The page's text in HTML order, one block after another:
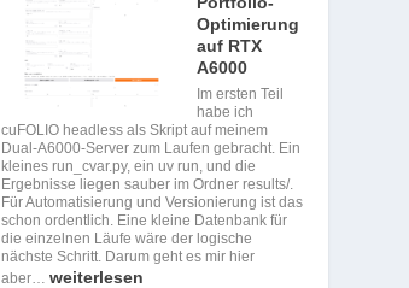
Optimierung
auf RTX
A6000
Im ersten Teil
habe ich
cuFOLIO headless als Skript auf meinem
Dual-A6000-Server zum Laufen gebracht. Ein
kleines run_cvar.py, ein uv run, und die
Ergebnisse liegen sauber im Ordner results/.
Für Automatisierung und Versionierung ist das
schon ordentlich. Eine kleine Datenbank für
die einzelnen Läufe wäre der logische
nächste Schritt. Darum geht es mir hier
aber…weiterlesen